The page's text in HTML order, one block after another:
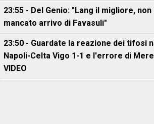
23:55 - Del Genio: "Lang il migliore,
mancato arrivo di Favasuli"
23:50 - Guardate la reazione dei tifosi
Napoli-Celta Vigo 1-1 e l'errore di
VIDEO